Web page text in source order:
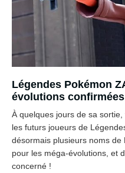
Légendes Pokémon
évolutions
À quelques jours de sa
les futurs joueurs de
désormais plusieurs noms
pour les méga-évolutions, et
concerné !